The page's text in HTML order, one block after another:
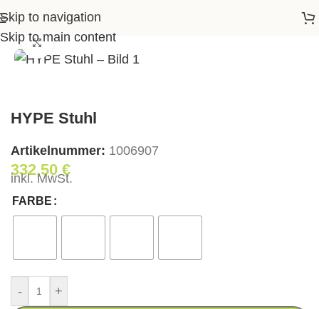
Skip to navigation
Skip to main content
Startseite>Shop>
Klick zum Vergrößern
HYPE Stuhl
Artikelnummer: 1006907
332,50€
inkl. MwSt.
FARBE
- +